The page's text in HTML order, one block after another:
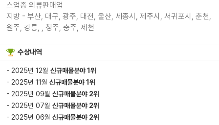
스업종 의류판매업
지방 - 부산, 대구, 광주, 대전, 울산, 세종시, 제주시, 서귀포시, 춘천,
원주, 강릉, , 청주, 충주, 제천
수상내역
- 2025년 12월신규매물분야 1위
- 2025년 11월신규매물분야 1위
- 2025년 09월신규매물분야 2위
- 2025년 07월신규매물분야 2위
- 2025년 06월신규매물분야 2위